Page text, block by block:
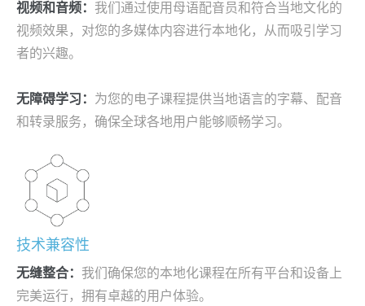
视频和音频： 我们通过使用母语配音员和符合当地文化的
视频效果，对您的多媒体内容进行本地化，从而吸引学习
者的兴趣。
无障碍学习： 为您的电子课程提供当地语言的字幕、配音
和转录服务，确保全球各地用户能够顺畅学习。
技术兼容性
无缝整合： 我们确保您的本地化课程在所有平台和设备上
完美运行，拥有卓越的用户体验。